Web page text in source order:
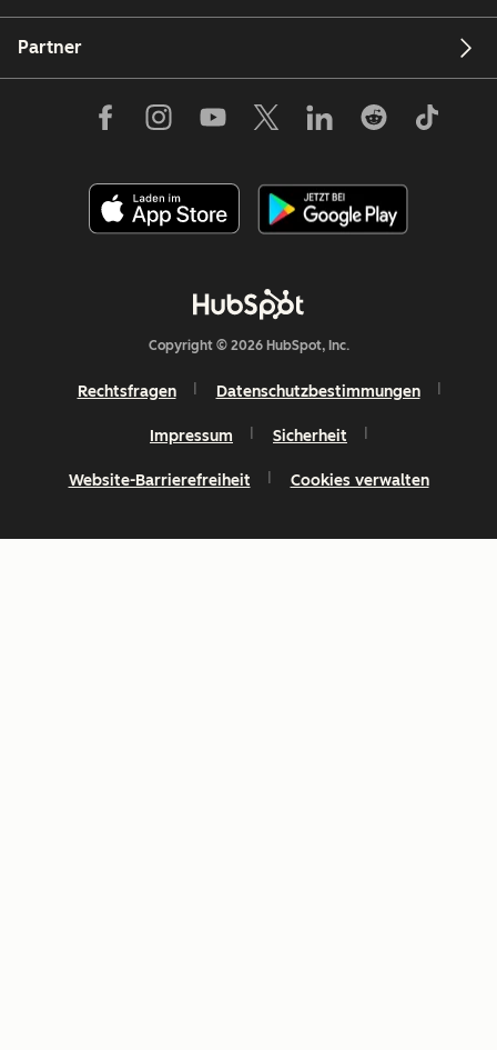
Partner
Copyright © 2026 HubSpot, Inc.
Rechtsfragen Datenschutzbestimmungen
Impressum Sicherheit
Website-Barrierefreiheit Cookies verwalten